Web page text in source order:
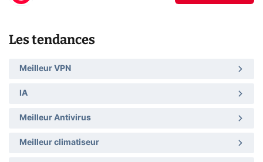
Les tendances
Meilleur VPN
IA
Meilleur Antivirus
Meilleur climatiseur